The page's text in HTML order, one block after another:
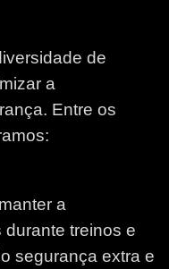
de
a
Entre os
a
treinos e
segurança extra e